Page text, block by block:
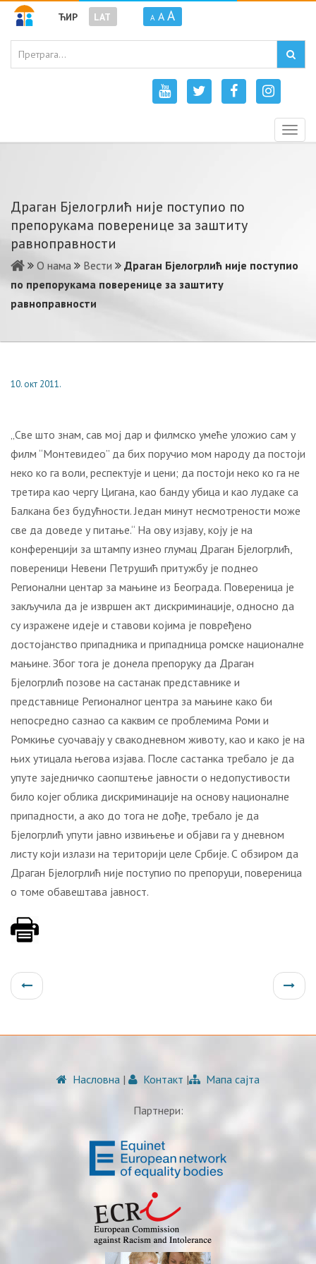
ЋИР LAT A A A
Драган Бјелогрлић није поступио по
препорукама поверенице за заштиту
равноправности
О нама Вести
Драган Бјелогрлић није поступио
по препорукама поверенице за заштиту
равноправности
10. окт 2011.
„Све што знам, сав мој дар и филмско умеће уложио сам у
филм “Монтевидео” да бих поручио мом народу да постоји
неко ко га воли, респектује и цени; да постоји неко ко га не
третира као чергу Цигана, као банду убица и као лудаке са
Балкана без будућности. Један минут несмотрености може
све да доведе у питање.“ На ову изјаву, коју је на
конференцији за штампу изнео глумац Драган Бјелогрлић,
повереници Невени Петрушић притужбу је поднео
Регионални центар за мањине из Београда. Повереница је
закључила да је извршен акт дискриминације, односно да
су изражене идеје и ставови којима је повређено
достојанство припадника и припадница ромске националне
мањине. Због тога је донела препоруку да Драган
Бјелогрлић позове на састанак представнике и
представнице Регионалног центра за мањине како би
непосредно сазнао са каквим се проблемима Роми и
Ромкиње суочавају у свакодневном животу, као и како је на
њих утицала његова изјава. После састанка требало је да
упуте заједничко саопштење јавности о недопустивости
било којег облика дискриминације на основу националне
припадности, а ако до тога не дође, требало је да
Бјелогрлић упути јавно извињење и објави га у дневном
листу који излази на територији целе Србије. С обзиром да
Драган Бјелогрлић није поступио по препоруци, повереница
о томе обавештава јавност.
Насловна | Контакт | Мапа сајта
Партнери: